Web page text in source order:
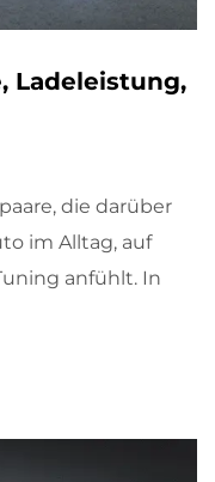
Ladeleistung,
die darüber
im Alltag, auf
anfühlt. In